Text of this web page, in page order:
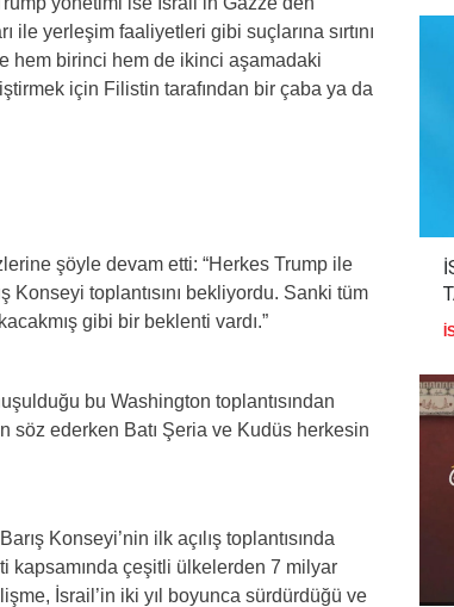
ile yerleşim faaliyetleri gibi suçlarına sırtını
hem birinci hem de ikinci aşamadaki
için Filistin tarafından bir çaba ya da
şöyle devam etti: “Herkes Trump ile
Konseyi toplantısını bekliyordu. Sanki tüm
gibi bir beklenti vardı.”
bu Washington toplantısından
söz ederken Batı Şeria ve Kudüs herkesin
Konseyi’nin ilk açılış toplantısında
kapsamında çeşitli ülkelerden 7 milyar
İsrail’in iki yıl boyunca sürdürdüğü ve